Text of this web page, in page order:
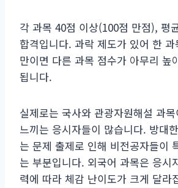
각 과목 40점 이상(100점 만점), 평
합격입니다. 과락 제도가 있어 한
만이면 다른 과목 점수가 아무리 높
됩니다.
실제로는 국사와 관광자원해설 과
느끼는 응시자들이 많습니다. 방대
는 문제 출제로 인해 비전공자들이
는 부분입니다. 외국어 과목은 응시
력에 따라 체감 난이도가 크게 달라